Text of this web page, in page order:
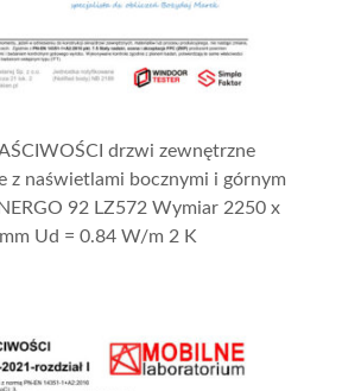
drzwi zewnętrzne
z naświetlami bocznymi i górnym
92 LZ572 Wymiar 2250 x
Ud = 0.84 W/m 2 K